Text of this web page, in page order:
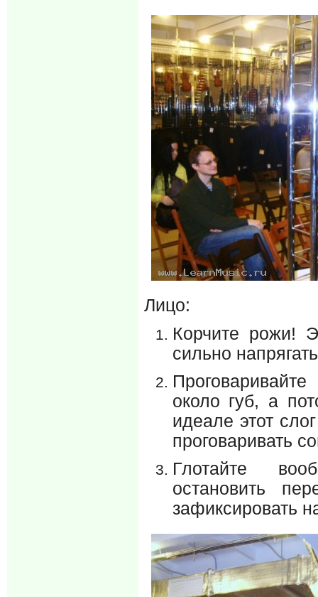
Лицо:
Корчите рожи!
сильно
около губ, а
идеале этот
проговаривать
Глотайте
остановить
зафиксировать